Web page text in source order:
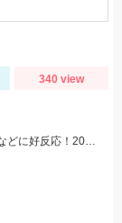
340 view
イカメタル好調です♪カラーは赤黄・青・赤緑・ピンクなどに好反応！20～10ｍでもよく釣れるので、15号以下の軽いメタルもあるといいです‼